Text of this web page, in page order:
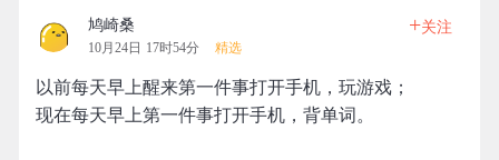
鸠崎桑
10月24日 17时54分 精选
+关注
以前每天早上醒来第一件事打开手机，玩游戏；
现在每天早上第一件事打开手机，背单词。